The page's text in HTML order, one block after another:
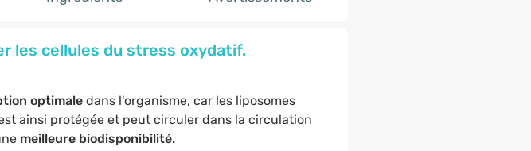
les cellules du stress oxydatif.
optimaledans l'organisme, car les liposomes
ainsi protégée et peut circuler dans la circulation
meilleure biodisponibilité.